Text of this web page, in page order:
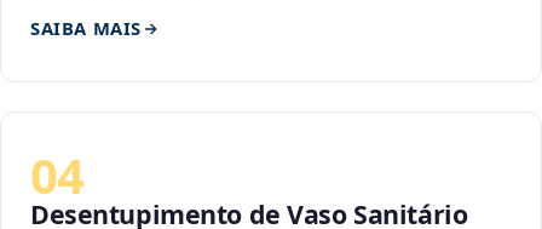
SAIBA MAIS
04
Desentupimento de Vaso Sanitário